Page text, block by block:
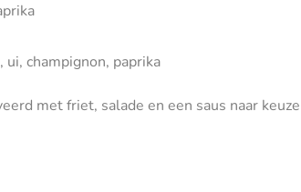
champignon, paprika
met friet, salade en een saus naar keuze